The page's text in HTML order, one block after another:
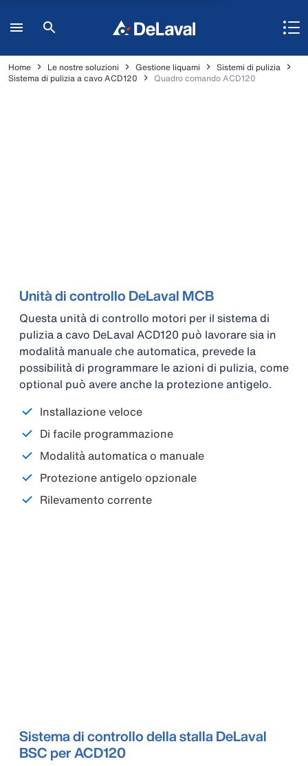
Home Le nostre soluzioni Gestione liquami
Sistemi di pulizia
Sistema di pulizia a cavo ACD120
Quadro comando ACD120
Unità di controllo DeLaval MCB
Questa unità di controllo motori per il sistema di
pulizia a cavo DeLaval ACD120 può lavorare sia in
modalità manuale che automatica, prevede la
possibilità di programmare le azioni di pulizia, come
optional può avere anche la protezione antigelo.
Installazione veloce
Di facile programmazione
Modalità automatica o manuale
Protezione antigelo opzionale
Rilevamento corrente
Sistema di controllo della stalla DeLaval
BSC per ACD120